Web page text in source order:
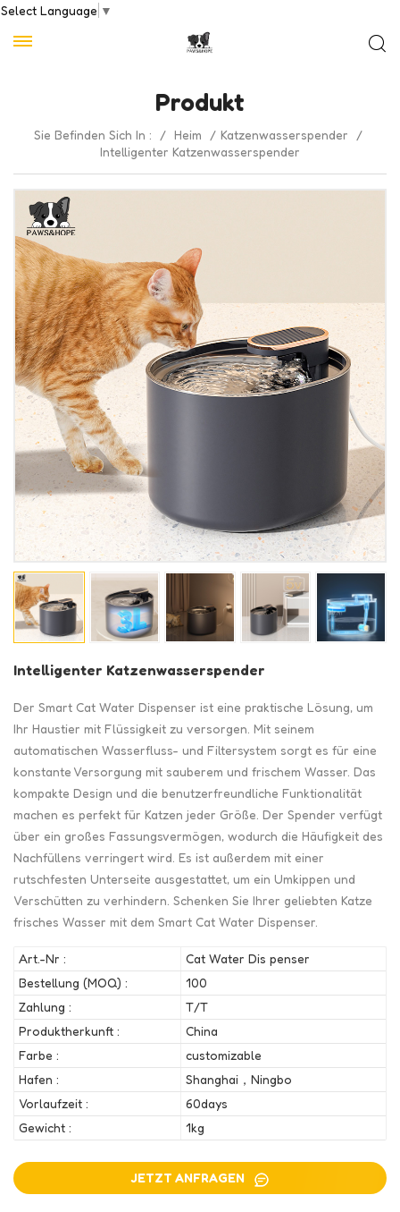
Select Language ▼
Produkt
Sie Befinden Sich In : / Heim / Katzenwasserspender
/
Intelligenter Katzenwasserspender
Intelligenter Katzenwasserspender
Der Smart Cat Water Dispenser ist eine praktische Lösung, um
Ihr Haustier mit Flüssigkeit zu versorgen. Mit seinem
automatischen Wasserfluss- und Filtersystem sorgt es für eine
konstante Versorgung mit sauberem und frischem Wasser. Das
kompakte Design und die benutzerfreundliche Funktionalität
machen es perfekt für Katzen jeder Größe. Der Spender verfügt
über ein großes Fassungsvermögen, wodurch die Häufigkeit des
Nachfüllens verringert wird. Es ist außerdem mit einer
rutschfesten Unterseite ausgestattet, um ein Umkippen und
Verschütten zu verhindern. Schenken Sie Ihrer geliebten Katze
frisches Wasser mit dem Smart Cat Water Dispenser.
Art.-Nr :
Cat Water Dis penser
Bestellung (MOQ) :
100
Zahlung :
T/T
Produktherkunft :
China
Farbe :
customizable
Hafen :
Shanghai，Ningbo
Vorlaufzeit :
60days
Gewicht :
1kg
JETZT ANFRAGEN